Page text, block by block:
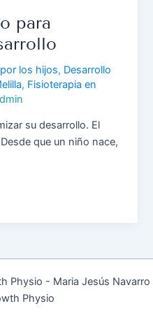
para
los hijos, Desarrollo
, Fisioterapia en
su desarrollo. El
que un niño nace,
Physio - Maria Jesús Navarro
Physio